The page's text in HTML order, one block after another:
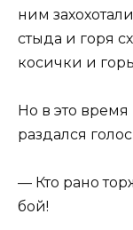
ним
стыда и горя
косички и
Но в это время
раздался
— Кто рано
бой!